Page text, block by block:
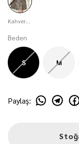
Kahverengi
Beden
S M
Paylaş: